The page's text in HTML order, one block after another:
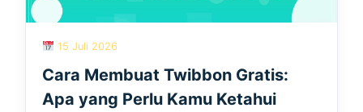
15 Juli 2026
Cara Membuat Twibbon Gratis:
Apa yang Perlu Kamu Ketahui